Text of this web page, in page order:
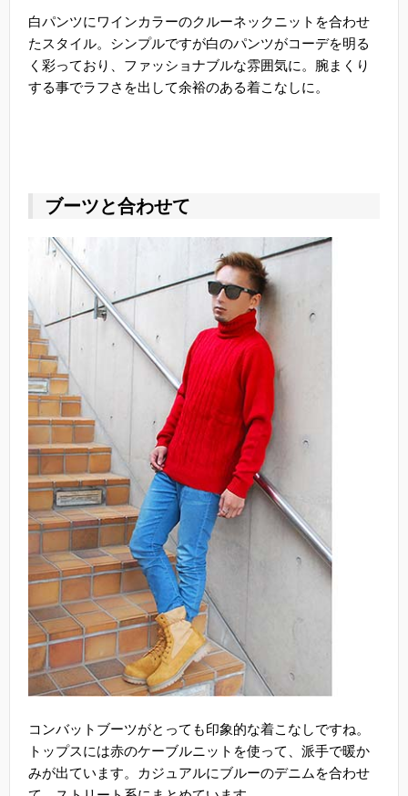
白パンツにワインカラーのクルーネックニットを合わせ
たスタイル。シンプルですが白のパンツがコーデを明る
く彩っており、ファッショナブルな雰囲気に。腕まくり
する事でラフさを出して余裕のある着こなしに。
ブーツと合わせて
コンバットブーツがとっても印象的な着こなしですね。
トップスには赤のケーブルニットを使って、派手で暖か
みが出ています。カジュアルにブルーのデニムを合わせ